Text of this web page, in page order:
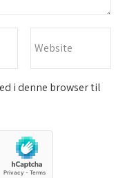
i denne browser til